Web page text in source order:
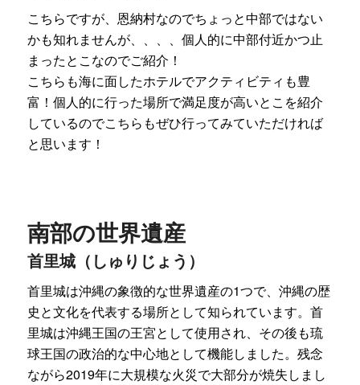
こちらですが、恩納村なのでちょっと中部ではない
かも知れませんが、、、、個人的に中部付近かつ止
まったとこなのでご紹介！
こちらも海に面したホテルでアクティビティも豊
富！個人的に行った場所で満足度が高いとこを紹介
しているのでこちらもぜひ行ってみていただければ
と思います！
南部の世界遺産
首里城（しゅりじょう）
首里城は沖縄の象徴的な世界遺産の1つで、沖縄の歴
史と文化を代表する場所として知られています。首
里城は沖縄王国の王宮として使用され、その後も琉
球王国の政治的な中心地として機能しました。残念
ながら2019年に大規模な火災で大部分が焼失しまし